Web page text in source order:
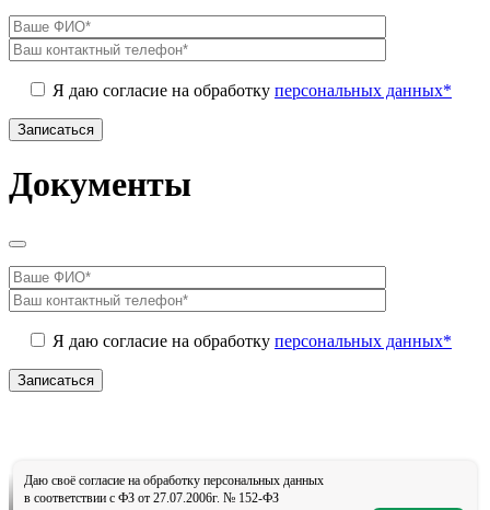
Я даю согласие на обработку персональных данных*
Документы
Я даю согласие на обработку персональных данных*
Даю своё согласие на обработку персональных данных
в соответствии с ФЗ от 27.07.2006г. № 152-ФЗ